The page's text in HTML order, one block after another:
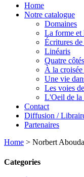
Home
Notre catalogue
Domaines
La forme et
Écritures de
Linéaris
Quatre
À la croisée
Une vie
Les voies
L'Oeil de la
Contact
Diffusion /
Partenaires
Home > Norbert
Categories